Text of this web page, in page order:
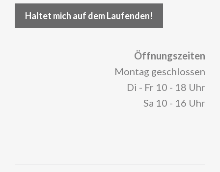
Haltet mich auf dem Laufenden!
Öffnungszeiten
Montag geschlossen
Di - Fr 10 - 18 Uhr
Sa 10 - 16 Uhr